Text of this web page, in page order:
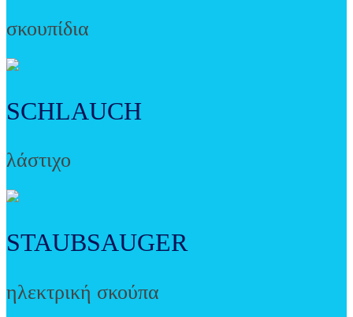
σκουπίδια
SCHLAUCH
λάστιχο
STAUBSAUGER
ηλεκτρική σκούπα